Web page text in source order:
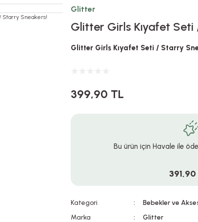
Glitter
Glitter Girls Kıyafet
Glitter Girls Kıyafet Seti / Starry
399,90 TL
Bu ürün için Havale ile
391,90
Kategori
Bebekler ve
Marka
Glitter